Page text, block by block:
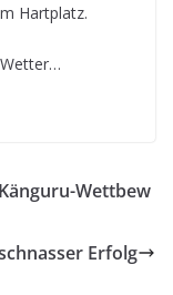
Hartplatz.
Wettbew
Erfolg